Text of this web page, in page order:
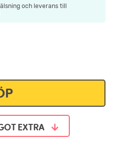
och leverans till
EXTRA